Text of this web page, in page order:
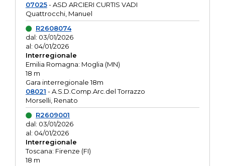
07025- ASD ARCIERI CURTIS VADI
Quattrocchi, Manuel
R2608074
dal: 03/01/2026
al: 04/01/2026
Interregionale
Emilia Romagna: Moglia (MN)
18 m
Gara interregionale 18m
08021 - A.S.D.Comp.Arc.del Torrazzo
Morselli, Renato
R2609001
dal: 03/01/2026
al: 04/01/2026
Interregionale
Toscana: Firenze (FI)
18 m